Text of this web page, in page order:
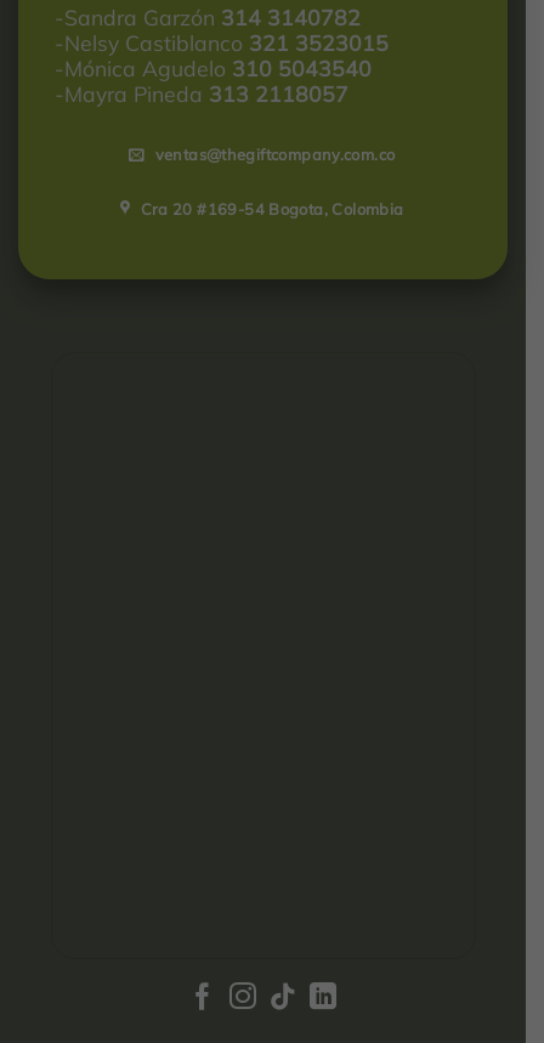
-Sandra Garzón 314 3140782
-Nelsy Castiblanco 321 3523015
-Mónica Agudelo 310 5043540
-Mayra Pineda 313 2118057
ventas@thegiftcompany.com.co
Cra 20 #169-54 Bogota, Colombia